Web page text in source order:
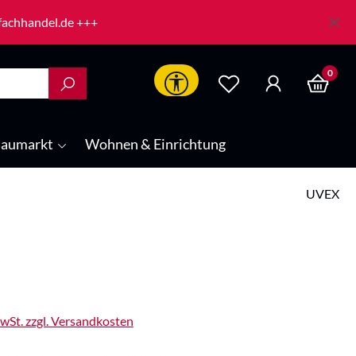
+++
Werkzeugleiste anzeigen
0
Wohnen & Einrichtung
UVEX
zzgl. Versandkosten